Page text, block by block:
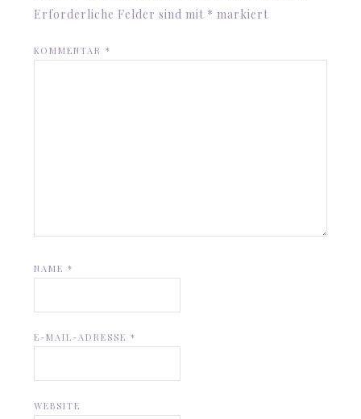
Erforderliche Felder sind mit * markiert
KOMMENTAR*
NAME*
E-MAIL-ADRESSE*
WEBSITE